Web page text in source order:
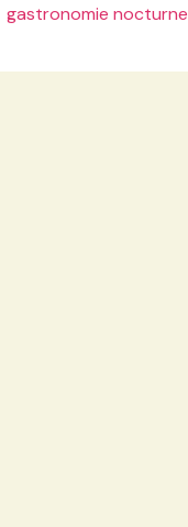
gastronomie nocturne